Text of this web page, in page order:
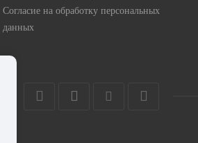
Согласие на обработку персональных
данных